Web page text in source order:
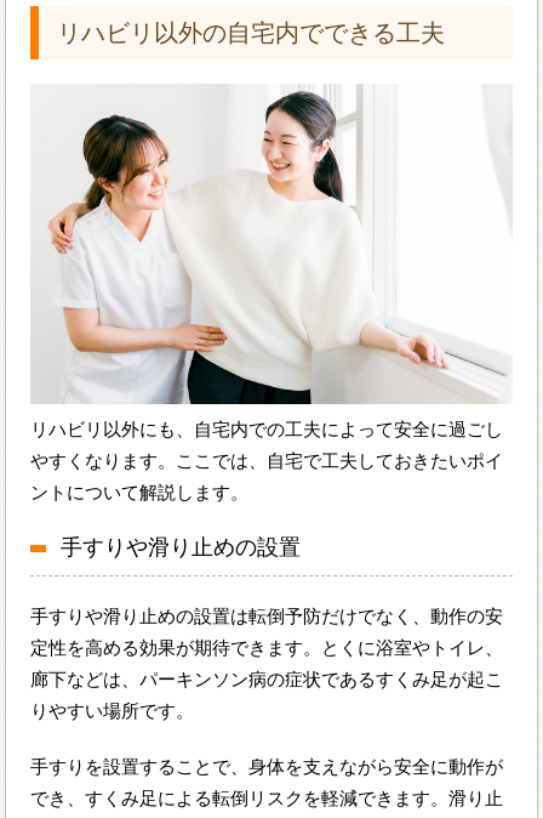
リハビリ以外の自宅内でできる工夫
リハビリ以外にも、自宅内での工夫によって安全に過ごし
やすくなります。ここでは、自宅で工夫しておきたいポイ
ントについて解説します。
手すりや滑り止めの設置
手すりや滑り止めの設置は転倒予防だけでなく、動作の安
定性を高める効果が期待できます。とくに浴室やトイレ、
廊下などは、パーキンソン病の症状であるすくみ足が起こ
りやすい場所です。
手すりを設置することで、身体を支えながら安全に動作が
でき、すくみ足による転倒リスクを軽減できます。滑り止